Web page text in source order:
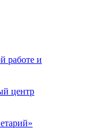
работе и
центр